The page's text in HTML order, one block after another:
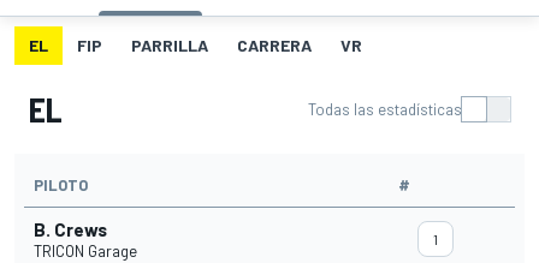
EL FIP PARRILLA CARRERA VR
EL Todas las estadísticas
PILOTO #
B. Crews
TRICON Garage
1